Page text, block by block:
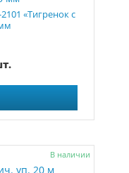
«Тигренок с
В наличии